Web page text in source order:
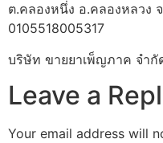
ต.คลองหนึ่ง อ.คลองหลวง
0105518005317
บริษัท ขายยาเพ็ญภาค จำกั
Leave a
Your email address will